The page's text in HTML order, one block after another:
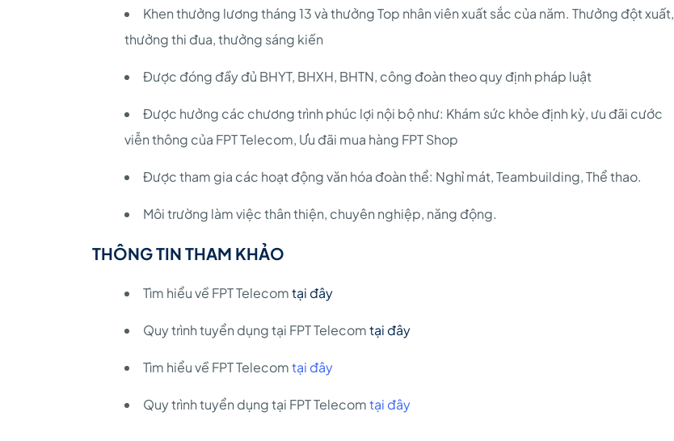
Khen thưởng lương tháng 13 và thưởng Top nhân viên xuất sắc của năm. Thưởng đột xuất,
thưởng thi đua, thưởng sáng kiến
Được đóng đầy đủ BHYT, BHXH, BHTN, công đoàn theo quy định pháp luật
Được hưởng các chương trình phúc lợi nội bộ như: Khám sức khỏe định kỳ, ưu đãi cước
viễn thông của FPT Telecom, Ưu đãi mua hàng FPT Shop
Được tham gia các hoạt động văn hóa đoàn thể: Nghỉ mát, Teambuilding, Thể thao.
Môi trường làm việc thân thiện, chuyên nghiệp, năng động.
THÔNG TIN THAM KHẢO
Tìm hiểu về FPT Telecomtại đây
Quy trình tuyển dụng tại FPT Telecomtại đây
Tìm hiểu về FPT Telecomtại đây
Quy trình tuyển dụng tại FPT Telecomtại đây